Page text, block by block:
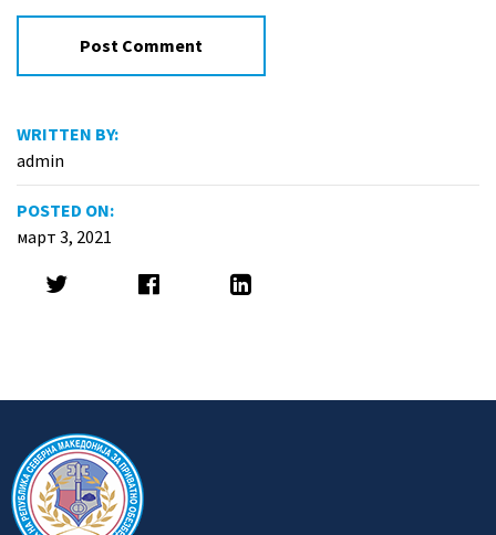
WRITTEN BY:
admin
POSTED ON:
март 3, 2021